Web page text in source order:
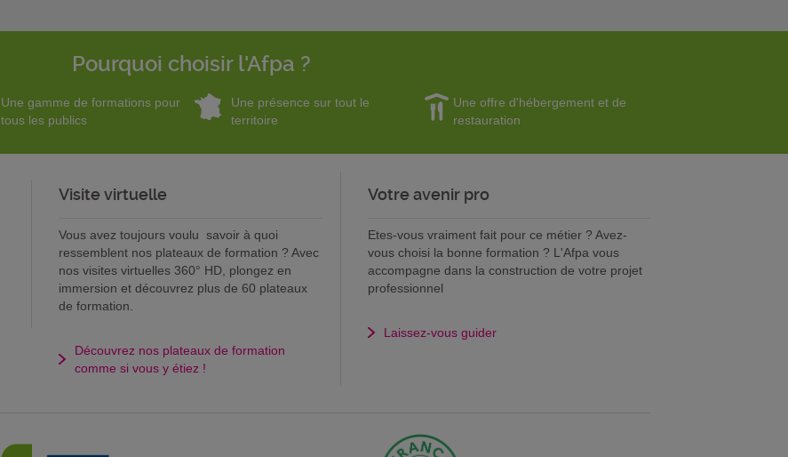
Pourquoi choisir l'Afpa ?
Une gamme de formations pour
tous les publics
Une présence sur tout le
territoire
Une offre d'hébergement et de
restauration
Visite virtuelle
Vous avez toujours voulu savoir à quoi
ressemblent nos plateaux de formation ? Avec
nos visites virtuelles 360° HD, plongez en
immersion et découvrez plus de 60 plateaux
de formation.
Découvrez nos plateaux de formation
comme si vous y étiez !
Votre avenir pro
Etes-vous vraiment fait pour ce métier ? Avez-
vous choisi la bonne formation ? L'Afpa vous
accompagne dans la construction de votre projet
professionnel
Laissez-vous guider